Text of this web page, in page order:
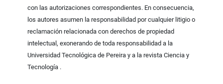
con las autorizaciones correspondientes. En consecuencia,
los autores asumen la responsabilidad por cualquier litigio o
reclamación relacionada con derechos de propiedad
intelectual, exonerando de toda responsabilidad a la
Universidad Tecnológica de Pereira y a la revista Ciencia y
Tecnología .